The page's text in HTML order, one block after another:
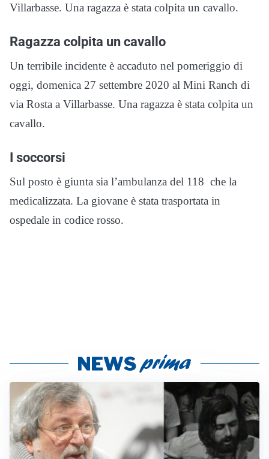
Villarbasse. Una ragazza è stata colpita un cavallo.
Ragazza colpita un cavallo
Un terribile incidente è accaduto nel pomeriggio di
oggi, domenica 27 settembre 2020 al Mini Ranch di
via Rosta a Villarbasse. Una ragazza è stata colpita un
cavallo.
I soccorsi
Sul posto è giunta sia l’ambulanza del 118 che la
medicalizzata. La giovane è stata trasportata in
ospedale in codice rosso.